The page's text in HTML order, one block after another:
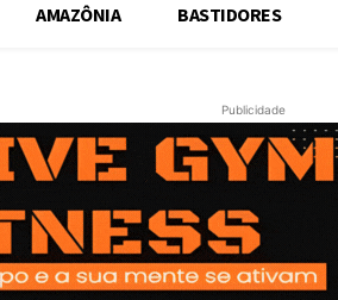
AMAZÔNIA BASTIDORES
Publicidade